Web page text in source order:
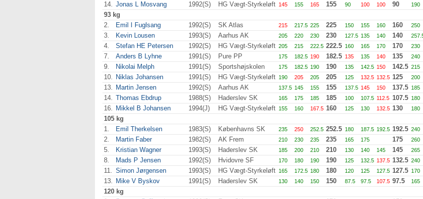
14. Jonas L Mosvang 1992(S) HG Vægt-Styrkeløft 145 155 165 155 90 100 100 90 190
93 kg
2.
Emil I Fuglsang 1992(S) SK Atlas 215 217.5 225 225 150 155 160 160 250
3.
Kevin Lousen 1993(S) Aarhus AK 205 220 230 230 127.5 135 140 140
4.
Stefan HE Petersen 1992(S) HG Vægt-Styrkeløft 205 215 222.5 222.5 160 165 170 170 230
7.
Anders B Lyhne 1991(S) Pure PP 175 182.5 190 182.5 135 135 140 135 240
9.
Nikolai Melph 1991(S) Sportshøjskolen 175 182.5 190 190 135 142.5 150 142.5 215
10. Niklas Johansen 1991(S) HG Vægt-Styrkeløft 190 205 205 205 125 132.5 132.5 125 200
13. Martin Jensen 1992(S) Aarhus AK 137.5 145 155 155 137.5 145 150 137.5 185
14. Thomas Ebdrup 1988(S) Haderslev SK 165 175 185 185 100 107.5 112.5 107.5 180
16. Mikkel B Johansen 1994(J) HG Vægt-Styrkeløft 155 160 167.5 160 125 130 132.5 130 180
105 kg
1.
Emil Therkelsen 1983(S) Københavns SK 235 250 252.5 252.5 180 187.5 192.5 192.5 240
2.
Martin Faber 1982(S) AK Frem 210 230 235 235 165 175 175 260
5.
Kristian Wagner 1993(S) Haderslev SK 185 200 210 210 130 140 145 145 265
8.
Mads P Jensen 1992(S) Hvidovre SF 170 180 190 190 125 132.5 137.5 132.5 240
11. Simon Jørgensen 1993(S) HG Vægt-Styrkeløft 165 172.5 180 180 120 125 127.5 127.5 170
13. Mike V Byskov 1991(S) Haderslev SK 130 140 150 150 87.5 97.5 107.5 97.5 165
120 kg